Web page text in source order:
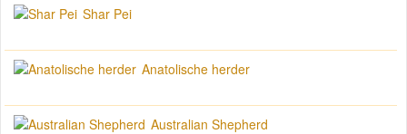
Shar Pei
Anatolische herder
Australian Shepherd